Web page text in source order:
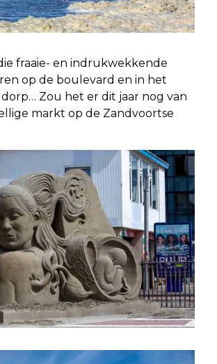
fraaie- en indrukwekkende
op de boulevard en in het
Zou het er dit jaar nog van
markt op de Zandvoortse